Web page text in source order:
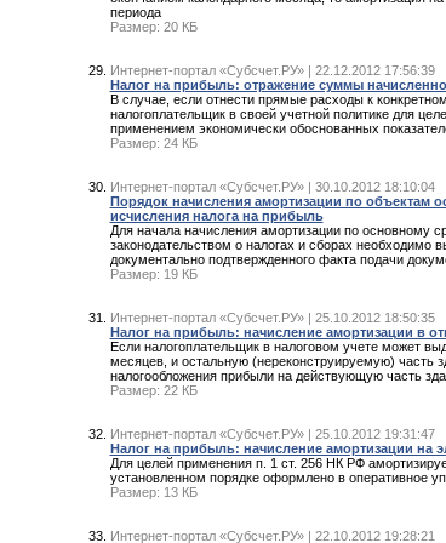
периода
Размер: 20 КБ
Интернет-портал «Субсчет.РУ» | 22.12.2012 17:56:39
Налог на прибыль: отражение суммы
В случае, если отнести прямые расходы к
налогоплательщик в своей учетной политике для
применением экономически обоснованных
Размер: 24 КБ
Интернет-портал «Субсчет.РУ» | 30.10.2012 18:10:04
Порядок начисления амортизации по объектам
исчисления налога на прибыль
Для начала начисления амортизации по основному
законодательством о налогах и сборах необходимо
документально подтвержденного факта подачи
Размер: 19 КБ
Интернет-портал «Субсчет.РУ» | 25.10.2012 18:50:35
Налог на прибыль: начисление амортизации в
Если налогоплательщик в налоговом учете может
месяцев, и остальную (нереконструируемую) часть
налогообложения прибыли на действующую часть
Размер: 22 КБ
Интернет-портал «Субсчет.РУ» | 25.10.2012 19:31:47
Налог на прибыль: начисление амортизации на
Для целей применения п. 1 ст. 256 НК РФ
установленном порядке оформлено в оперативное
Размер: 13 КБ
Интернет-портал «Субсчет.РУ» | 22.10.2012 19:28:21